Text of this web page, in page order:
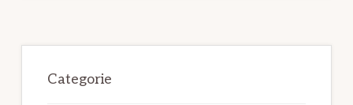
Sidebar
Categorie